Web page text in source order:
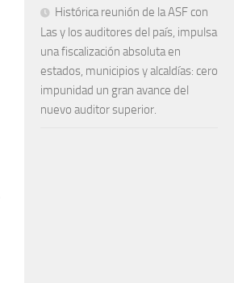
Histórica reunión de la ASF con
Las y los auditores del país, impulsa
una fiscalización absoluta en
estados, municipios y alcaldías: cero
impunidad un gran avance del
nuevo auditor superior.